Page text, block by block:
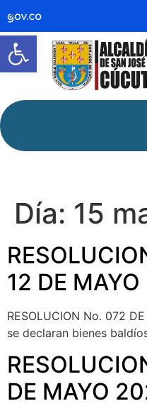
Abrir barra
Día: 15
12 DE
RESOLUCION No. 072
se declaran bienes
DE MAYO